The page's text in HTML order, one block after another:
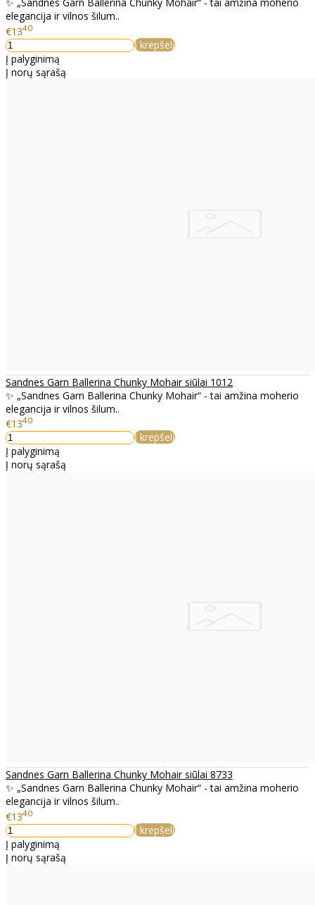
elegancija ir vilnos šilum..
€1340
Į krepšelį
Į palyginimą
Į norų sąrašą
Sandnes Garn Ballerina Chunky Mohair siūlai 1012
✨ „Sandnes Garn Ballerina Chunky Mohair“ - tai amžina moherio
elegancija ir vilnos šilum..
€1340
Į krepšelį
Į palyginimą
Į norų sąrašą
Sandnes Garn Ballerina Chunky Mohair siūlai 8733
✨ „Sandnes Garn Ballerina Chunky Mohair“ - tai amžina moherio
elegancija ir vilnos šilum..
€1340
Į krepšelį
Į palyginimą
Į norų sąrašą